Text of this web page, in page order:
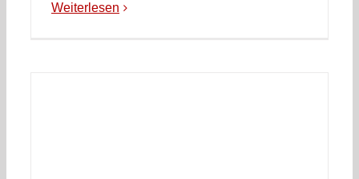
Weiterlesen